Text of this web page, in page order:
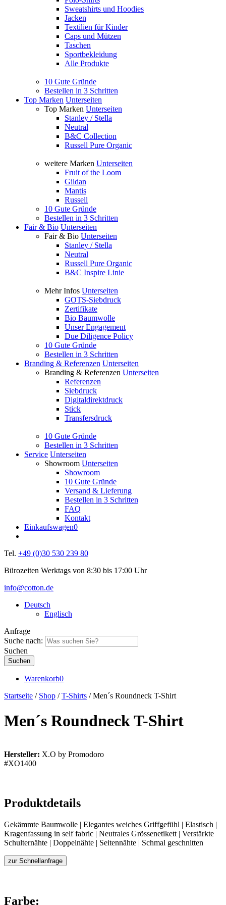
Sweatshirts und Hoodies
Jacken
Textilien für Kinder
Caps und Mützen
Taschen
Sportbekleidung
Alle Produkte
10 Gute Gründe
Bestellen in 3 Schritten
Top Marken Unterseiten
Top Marken Unterseiten
Stanley / Stella
Neutral
B&C Collection
Russell Pure Organic
weitere Marken Unterseiten
Fruit of the Loom
Gildan
Mantis
Russell
10 Gute Gründe
Bestellen in 3 Schritten
Fair & Bio Unterseiten
Fair & Bio Unterseiten
Stanley / Stella
Neutral
Russell Pure Organic
B&C Inspire Linie
Mehr Infos Unterseiten
GOTS-Siebdruck
Zertifikate
Bio Baumwolle
Unser Engagement
Due Diligence Policy
10 Gute Gründe
Bestellen in 3 Schritten
Branding & Referenzen Unterseiten
Branding & Referenzen Unterseiten
Referenzen
Siebdruck
Digitaldirektdruck
Stick
Transfersdruck
10 Gute Gründe
Bestellen in 3 Schritten
Service Unterseiten
Showroom Unterseiten
Showroom
10 Gute Gründe
Versand & Lieferung
Bestellen in 3 Schritten
FAQ
Kontakt
Einkaufswagen0
Tel. +49 (0)30 530 239 80
Bürozeiten Werktags von 8:30 bis 17:00 Uhr
info@cotton.de
Deutsch
Englisch
Anfrage
Suche nach:
Suchen
Warenkorb0
Startseite / Shop /T-Shirts / Men´s Roundneck T-Shirt
Men´s Roundneck T-Shirt
Hersteller: X.O by Promodoro
#XO1400
Produktdetails
Gekämmte Baumwolle | Elegantes weiches Griffgefühl | Elastisch |
Kragenfassung in self fabric | Neutrales Grössenetikett | Verstärkte
Schulternähte | Doppelnähte | Seitennähte | Schmal geschnitten
zur Schnellanfrage
Farbe: